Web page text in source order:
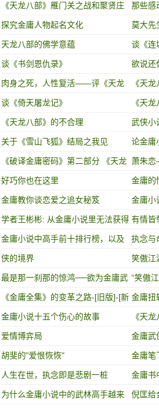
《天龙八部》雁门关之战和聚贤庄
之战谁的含金量更高！
那些感
中的经
探究金庸人物起名文化 莫大先
天龙八部的佛学意蕴 谈《连
谈《书剑恩仇录》
欲说还
诀》
肉身之死，人性复活——评《天龙
八部》
《天
谈《倚天屠龙记》 《天
《天龙八部》的不合理
武侠小
刻？
关于《雪山飞狐》结局之我见 论金庸
《破译金庸密码》第二部分 《天龙
八部》
萧朱
好巧你也在这里 金庸的
金庸教你谈恋爱之追女秘笈 金庸小
学者王彬彬: 从金庸小说里无法获得
现代公民意识
有情皆
金庸小说中高手前十排行榜，以及
武功秘籍排行榜!
执念与
侠的境界 笑傲江
最是那一刹那的惊鸿──欲为金庸武
学论之塞万提斯
“笑傲
欢的，
《金庸全集》的变革之路-[旧版]-[新
版]-[新修版]
金庸扭
金庸小说十五个伤心的故事 《天
爱情博弈局
金庸武
这些
胡斐的"爱恨恢恢" 金庸笔
人生在世，执念即是悲剧一桩
金庸书
个？
为什么金庸小说中的武林高手越来
倪匡给